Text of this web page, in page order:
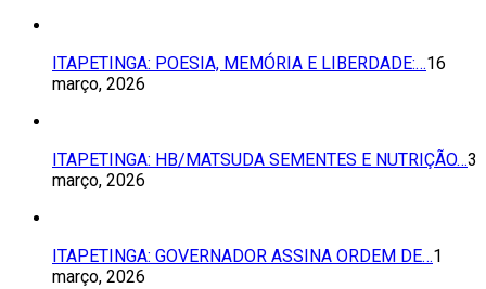
ITAPETINGA: POESIA, MEMÓRIA E LIBERDADE:…16
março, 2026
ITAPETINGA: HB/MATSUDA SEMENTES E NUTRIÇÃO…3
março, 2026
ITAPETINGA: GOVERNADOR ASSINA ORDEM DE…1
março, 2026